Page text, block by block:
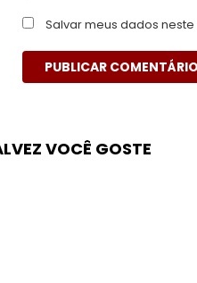
Salvar meus dados
VOCÊ GOSTE